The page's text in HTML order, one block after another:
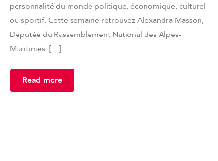
personnalité du monde politique, économique, culturel
ou sportif. Cette semaine retrouvez Alexandra Masson,
Députée du Rassemblement National des Alpes-
Maritimes. […]
Read more